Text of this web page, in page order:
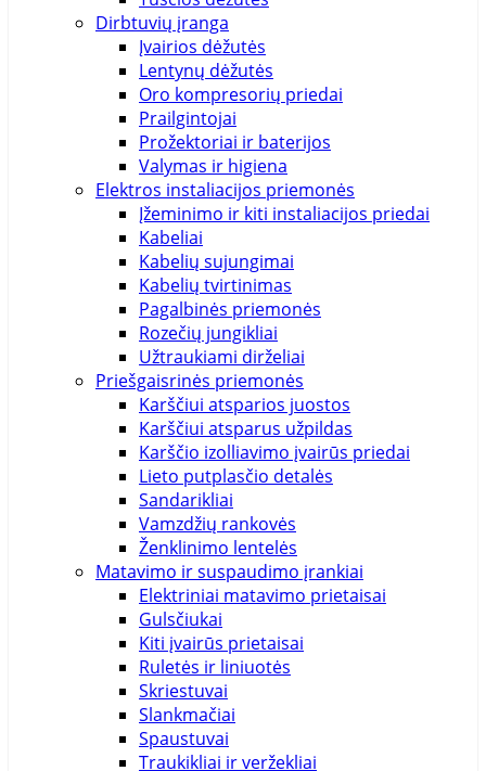
Dirbtuvių įranga
Įvairios dėžutės
Lentynų dėžutės
Oro kompresorių priedai
Prailgintojai
Prožektoriai ir baterijos
Valymas ir higiena
Elektros instaliacijos priemonės
Įžeminimo ir kiti instaliacijos priedai
Kabeliai
Kabelių sujungimai
Kabelių tvirtinimas
Pagalbinės priemonės
Rozečių jungikliai
Užtraukiami dirželiai
Priešgaisrinės priemonės
Karščiui atsparios juostos
Karščiui atsparus užpildas
Karščio izolliavimo įvairūs priedai
Lieto putplasčio detalės
Sandarikliai
Vamzdžių rankovės
Ženklinimo lentelės
Matavimo ir suspaudimo įrankiai
Elektriniai matavimo prietaisai
Gulsčiukai
Kiti įvairūs prietaisai
Ruletės ir liniuotės
Skriestuvai
Slankmačiai
Spaustuvai
Traukikliai ir veržekliai